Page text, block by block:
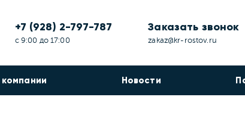
+7 (928) 2-797-787
с 9:00 до 17:00
Заказать звонок
zakaz@kr-rostov.ru
Новости